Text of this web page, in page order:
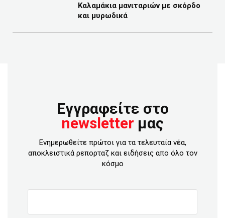
Καλαμάκια μανιταριών με σκόρδο
και μυρωδικά
Εγγραφείτε στο
newsletter μας
Ενημερωθείτε πρώτοι για τα τελευταία νέα,
αποκλειστικά ρεπορταζ και ειδήσεις απο όλο τον
κόσμο